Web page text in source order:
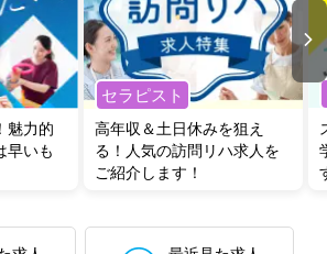
魅力的
早いも
セラピスト
高年収＆土日休みを狙え
る！人気の訪問リハ求人を
ご紹介します！